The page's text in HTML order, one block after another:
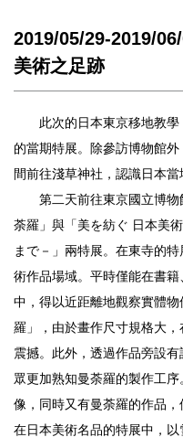
2019/05/29-2019/
美術之足跡
此次的日本東京移地教學
的當期特展。除參訪博物館
間前往淺草神社，認識日本當
第二天前往東京國立博物
荼羅」與「美を紡ぐ 日本美
まで－」兩特展。在東寺的
術作品場域。平時僅能在書
中，得以近距離地觀察實體
羅」，由於畫作尺寸規格大
震撼。此外，透過作品旁設
眾更加熟知曼荼羅的製作工
像，同時又有曼荼羅的作品，
在日本美術名品的特展中，